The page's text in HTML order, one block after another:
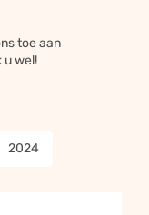
toe aan
u wel!
2024